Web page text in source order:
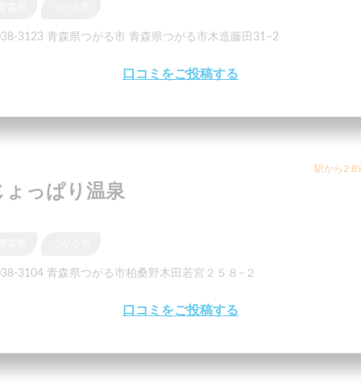
3123 青森県つがる市 青森県つがる市木造藤田31−2
口コミをご投稿する
駅から
ょっぱり温泉
3104 青森県つがる市柏桑野木田若宮２５８−２
口コミをご投稿する